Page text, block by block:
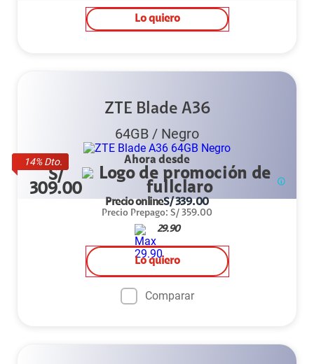
Lo quiero
14% Dto.
ZTE Blade A36
64GB / Negro
Ahora desde
S/
309.00
Precio onlineS/339.00
Precio Prepago: S/ 359.00
29.90
Lo quiero
Comparar